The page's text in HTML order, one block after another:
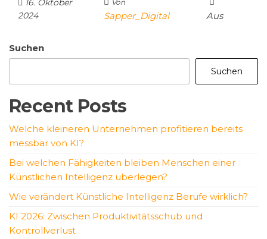
16. Oktober
2024
Von
Sapper_Digital Aus
Suchen
Suchen
Recent Posts
Welche kleineren Unternehmen profitieren bereits
messbar von KI?
Bei welchen Fähigkeiten bleiben Menschen einer
Künstlichen Intelligenz überlegen?
Wie verändert Künstliche Intelligenz Berufe wirklich?
KI 2026: Zwischen Produktivitätsschub und
Kontrollverlust